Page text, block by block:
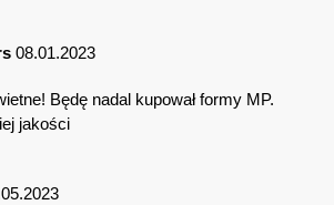
08.01.2023
Będę nadal kupował formy MP.
jakości